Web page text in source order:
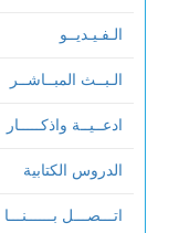
الـفـيـديــو
الـبــث المبــاشــر
ادعــيــة واذكـــــار
الدروس الكتابية
اتـــصـــل بــــــنـــا